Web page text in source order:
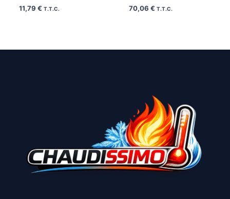
11,79 € T.T.C. 70,06 € T.T.C.